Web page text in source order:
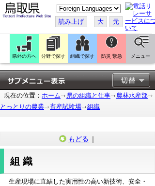
こ
の
ペ
ー
ジ
翻
訳
す
る
読み上げ 大 元
県外の方へ 分野で探す 組織で探す 防災 緊急 メニュー
現在の位置： ホーム 県の組織と仕事
農林水産部
とっとりの農業
畜産試験場 組織
もどる ｜
組織
生産現場に直結した実用性の高い新技術、安全・